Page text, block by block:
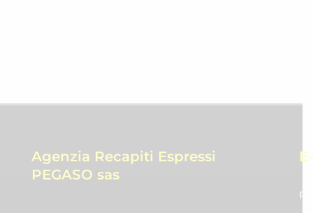
Agenzia Recapiti Espressi
PEGASO sas